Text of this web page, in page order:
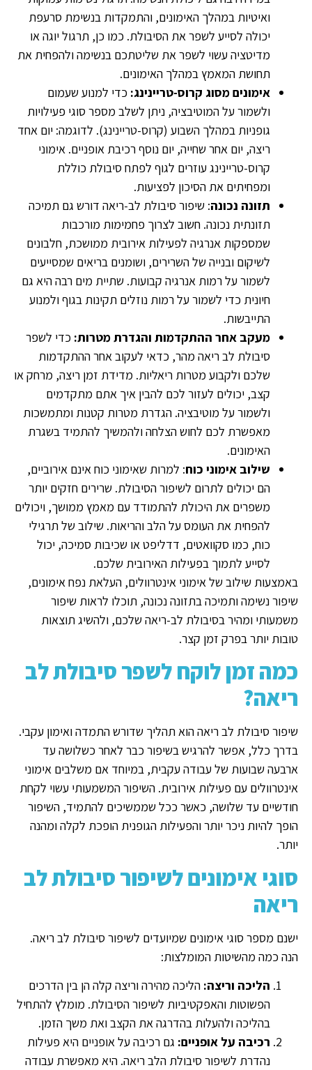
ואיטיות במהלך האימונים, והתמקדות בנשימת סרעפת
יכולה לסייע לשפר את הסיבולת. כמו כן, תרגול יוגה או
מדיטציה עשוי לשפר את שליטתכם בנשימה ולהפחית את
תחושת המאמץ במהלך האימונים.
אימונים מסוג קרוס-טריינינג: כדי למנוע שעמום
ולשמור על המוטיבציה, ניתן לשלב מספר סוגי פעילויות
גופניות במהלך השבוע (קרוס-טריינינג). לדוגמה: יום אחד
ריצה, יום אחר שחייה, יום נוסף רכיבת אופניים. אימוני
קרוס-טריינינג עוזרים לגוף לפתח סיבולת כוללת
ומפחיתים את הסיכון לפציעות.
תזונה נכונה: שיפור סיבולת לב-ריאה דורש גם תמיכה
תזונתית נכונה. חשוב לצרוך פחמימות מורכבות
שמספקות אנרגיה לפעילות אירובית ממושכת, חלבונים
לשיקום ובנייה של השרירים, ושומנים בריאים שמסייעים
לשמור על רמות אנרגיה קבועות. שתיית מים רבה היא גם
חיונית כדי לשמור על רמות נוזלים תקינות בגוף ולמנוע
התייבשות.
מעקב אחר ההתקדמות והגדרת מטרות: כדי לשפר
סיבולת לב ריאה מהר, כדאי לעקוב אחר ההתקדמות
שלכם ולקבוע מטרות ריאליות. מדידת זמן ריצה, מרחק או
קצב, יכולים לעזור לכם להבין איך אתם מתקדמים
ולשמור על מוטיבציה. הגדרת מטרות קטנות ומתמשכות
מאפשרת לכם לחוש הצלחה ולהמשיך להתמיד בשגרת
האימונים.
שילוב אימוני כוח: למרות שאימוני כוח אינם אירוביים,
הם יכולים לתרום לשיפור הסיבולת. שרירים חזקים יותר
משפרים את היכולת להתמודד עם מאמץ ממושך, ויכולים
להפחית את העומס על הלב והריאות. שילוב של תרגילי
כוח, כמו סקוואטים, דדליפט או שכיבות סמיכה, יכול
לסייע לתמוך בפעילות האירובית שלכם.
באמצעות שילוב של אימוני אינטרוולים, העלאת נפח אימונים,
שיפור נשימה ותמיכה בתזונה נכונה, תוכלו לראות שיפור
משמעותי ומהיר בסיבולת לב-ריאה שלכם, ולהשיג תוצאות
טובות יותר בפרק זמן קצר.
כמה זמן לוקח לשפר סיבולת לב
ריאה?
שיפור סיבולת לב ריאה הוא תהליך שדורש התמדה ואימון עקבי.
בדרך כלל, אפשר להרגיש בשיפור כבר לאחר כשלושה עד
ארבעה שבועות של עבודה עקבית, במיוחד אם משלבים אימוני
אינטרוולים עם פעילות אירובית. השיפור המשמעותי עשוי לקחת
חודשיים עד שלושה, כאשר ככל שממשיכים להתמיד, השיפור
הופך להיות ניכר יותר והפעילות הגופנית הופכת לקלה ומהנה
יותר.
סוגי אימונים לשיפור סיבולת לב
ריאה
ישנם מספר סוגי אימונים שמיועדים לשיפור סיבולת לב ריאה.
הנה כמה מהשיטות המומלצות:
הליכה וריצה: הליכה מהירה וריצה קלה הן בין הדרכים
הפשוטות והאפקטיביות לשיפור הסיבולת. מומלץ להתחיל
בהליכה ולהעלות בהדרגה את הקצב ואת משך הזמן.
רכיבה על אופניים: גם רכיבה על אופניים היא פעילות
נהדרת לשיפור סיבולת הלב ריאה. היא מאפשרת עבודה